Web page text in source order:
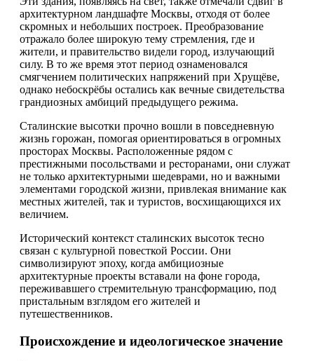
архитектурном ландшафте Москвы, отходя от более
скромных и небольших построек. Преобразование
отражало более широкую тему стремления, где и
жители, и правительство видели город, излучающий
силу. В то же время этот период ознаменовался
смягчением политических напряжений при Хрущёве,
однако небоскрёбы остались как вечные свидетельства
грандиозных амбиций предыдущего режима.
Сталинские высотки прочно вошли в повседневную
жизнь горожан, помогая ориентироваться в огромных
просторах Москвы. Расположенные рядом с
престижными посольствами и ресторанами, они служат
не только архитектурными шедеврами, но и важными
элементами городской жизни, привлекая внимание как
местных жителей, так и туристов, восхищающихся их
величием.
Исторический контекст сталинских высоток тесно
связан с культурной повесткой России. Они
символизируют эпоху, когда амбициозные
архитектурные проекты вставали на фоне города,
переживавшего стремительную трансформацию, под
пристальным взглядом его жителей и
путешественников.
Происхождение и идеологическое значение